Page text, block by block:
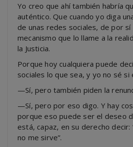
Yo creo que ahí también habría
auténtico. Que cuando yo diga
de unas redes sociales, de por sí
mecanismo que lo llame a la
la Justicia.
Porque hoy cualquiera puede
sociales lo que sea, y yo no sé si
—Sí, pero también piden la
—Sí, pero por eso digo. Y hay
porque eso puede ser el deseo
está, capaz, en su derecho
no me sirve”.